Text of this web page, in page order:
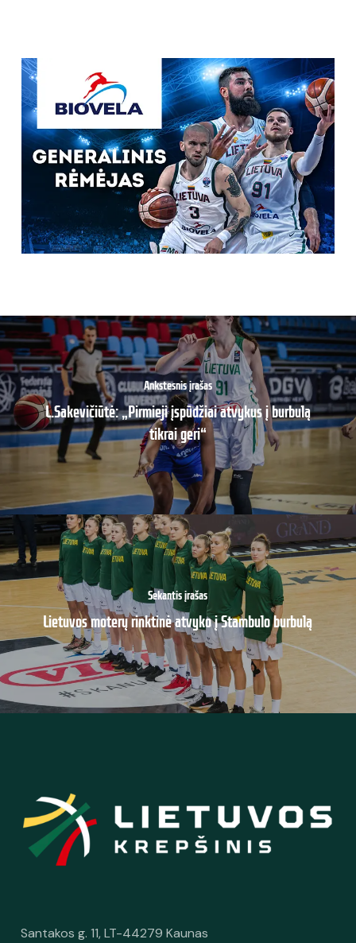
Ankstesnis įrašas
L.Sakevičiūtė: „Pirmieji įspūdžiai atvykus į burbulą
tikrai geri“
Sekantis įrašas
Lietuvos moterų rinktinė atvyko į Stambulo burbulą
Santakos g. 11, LT-44279 Kaunas